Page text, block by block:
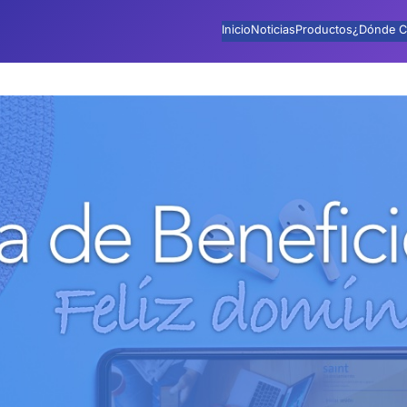
InicioNoticiasProductos¿Dónde